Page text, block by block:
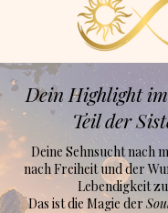
Dein Highlight
Teil der
Deine Sehnsucht nach
nach Freiheit und der
Lebendigkeit
Das ist die Magie der